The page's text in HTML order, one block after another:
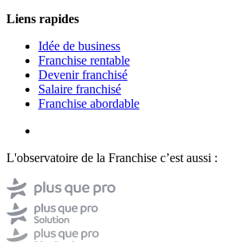
Liens rapides
Idée de business
Franchise rentable
Devenir franchisé
Salaire franchisé
Franchise abordable
L'observatoire de la Franchise c’est aussi :